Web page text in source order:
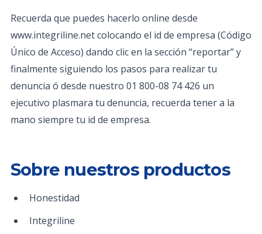
Recuerda que puedes hacerlo online desde
www.integriline.net colocando el id de empresa (Código
Único de Acceso) dando clic en la sección “reportar” y
finalmente siguiendo los pasos para realizar tu
denuncia ó desde nuestro 01 800-08 74 426 un
ejecutivo plasmara tu denuncia, recuerda tener a la
mano siempre tu id de empresa.
Sobre nuestros productos
Honestidad
Integriline